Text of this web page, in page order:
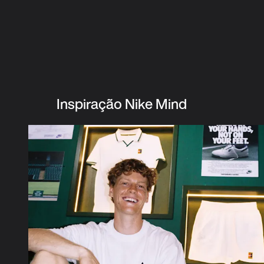
Inspiração Nike Mind